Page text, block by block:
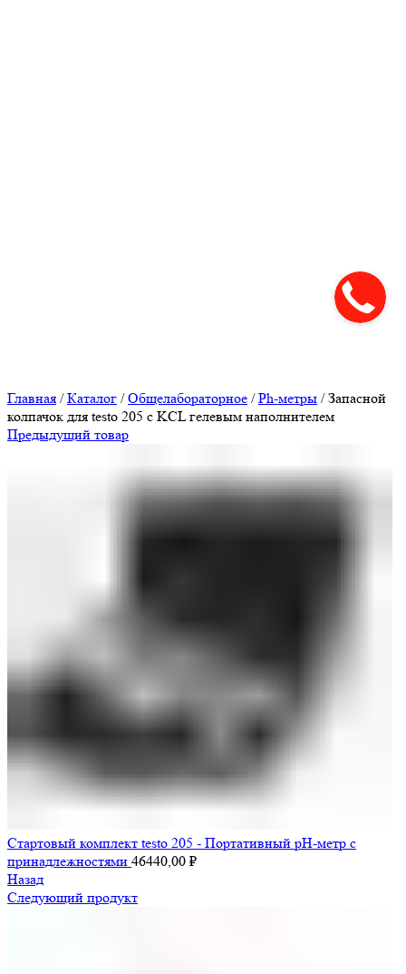
Главная /Каталог /Общелабораторное /Ph-метры /Запасной
колпачок для testo 205 с KCL гелевым наполнителем
Предыдущий товар
Стартовый комплект testo 205 - Портативный pH-метр с
принадлежностями 46440,00 ₽
Назад
Следующий продукт